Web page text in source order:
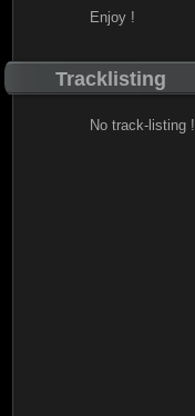
Enjoy !
Tracklisting
No track-listing !